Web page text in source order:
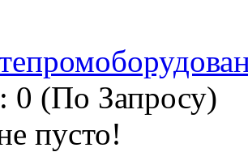
0 (По Запросу)
пусто!